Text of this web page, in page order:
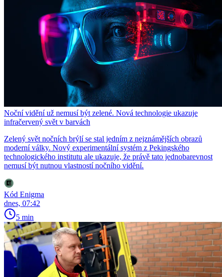
Noční vidění už nemusí být zelené. Nová technologie ukazuje
infračervený svět v barvách
Zelený svět nočních brýlí se stal jedním z nejznámějších obrazů
moderní války. Nový experimentální systém z Pekingského
technologického institutu ale ukazuje, že právě tato jednobarevnost
nemusí být nutnou vlastností nočního vidění.
Kód Enigma
dnes, 07:42
5 min